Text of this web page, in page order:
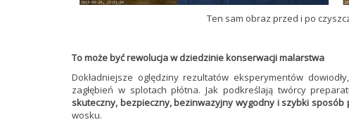
Ten sam obraz przed i po
To może być rewolucja w dziedzinie konserwacji malarstwa
Dokładniejsze oględziny rezultatów eksperymentów
zagłębień w splotach płótna. Jak podkreślają twórcy
skuteczny, bezpieczny, bezinwazyjny wygodny i szybki sposób
wosku.